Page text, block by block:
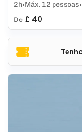
2h Máx. 12 pessoas
De £ 40